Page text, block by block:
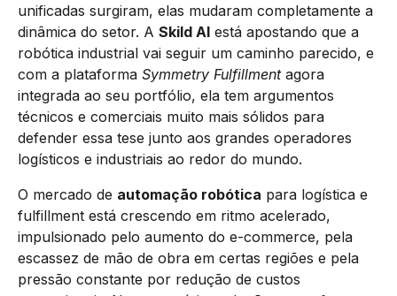
unificadas surgiram, elas mudaram completamente a
dinâmica do setor. A Skild AI está apostando que a
robótica industrial vai seguir um caminho parecido, e
com a plataforma Symmetry Fulfillmentagora
integrada ao seu portfólio, ela tem argumentos
técnicos e comerciais muito mais sólidos para
defender essa tese junto aos grandes operadores
logísticos e industriais ao redor do mundo.
O mercado de automação robótica para logística e
fulfillment está crescendo em ritmo acelerado,
impulsionado pelo aumento do e-commerce, pela
escassez de mão de obra em certas regiões e pela
pressão constante por redução de custos